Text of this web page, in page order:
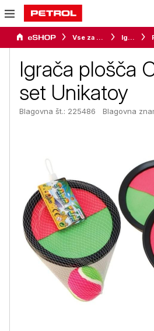
Vse za otroke Igrače
Igrača plošča
set Unikatoy
Blagovna št.: 225486 Blagovna